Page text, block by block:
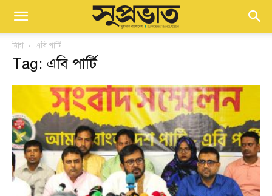
ট্যাগ এবি পার্টি
Tag: এবি পার্টি